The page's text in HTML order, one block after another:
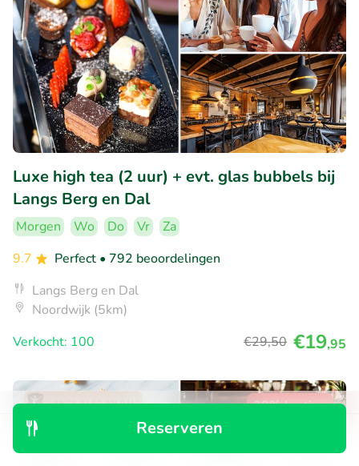
Reserveren
Luxe high tea (2 uur) + evt. glas bubbels bij
Langs Berg en Dal
Morgen Wo Do Vr
Za
9.7
Perfect • 792 beoordelingen
Langs Berg en Dal
Noordwijk (5km)
Verkocht: 100
€29,50 €19,95
29% korting